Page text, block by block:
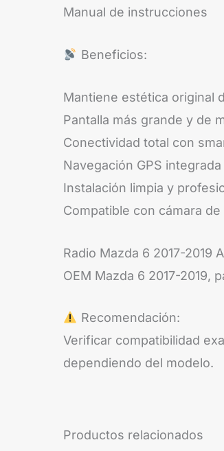
Manual de instrucciones
Beneficios:
Mantiene estética original
Pantalla más grande y de
Conectividad total con
Navegación GPS integrada
Instalación limpia y
Compatible con cámara
Radio Mazda 6 2017-2019
OEM Mazda 6 2017-2019,
Recomendación:
Verificar compatibilidad
dependiendo del modelo.
Productos relacionados